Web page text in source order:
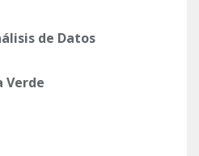
de Datos
Verde